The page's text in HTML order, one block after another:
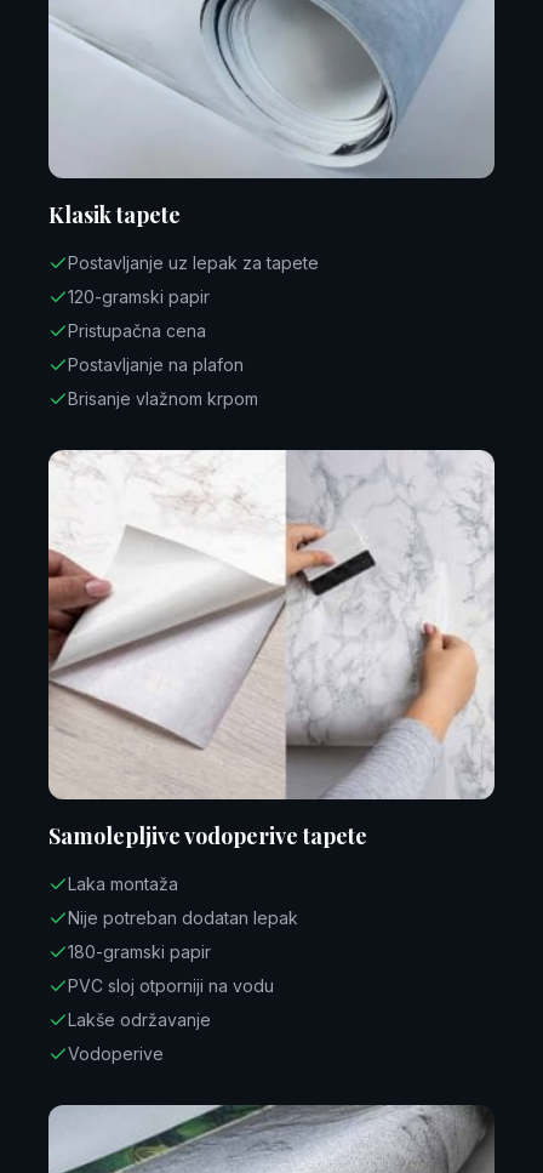
Klasik tapete
Postavljanje uz lepak za tapete
120-gramski papir
Pristupačna cena
Postavljanje na plafon
Brisanje vlažnom krpom
Samolepljive vodoperive tapete
Laka montaža
Nije potreban dodatan lepak
180-gramski papir
PVC sloj otporniji na vodu
Lakše održavanje
Vodoperive